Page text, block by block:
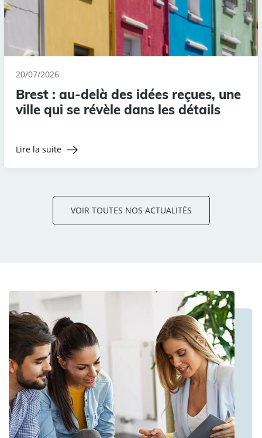
20/07/2026
Brest : au-delà des idées reçues, une
ville qui se révèle dans les détails
Lire la suite
VOIR TOUTES NOS ACTUALITÉS